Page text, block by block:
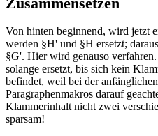
Von hinten beginnend, wird jetzt
werden §H' und §H ersetzt;
§G'. Hier wird genauso
solange ersetzt, bis sich kein
befindet, weil bei der
Paragraphenmakros darauf
Klammerinhalt nicht zwei
sparsam!